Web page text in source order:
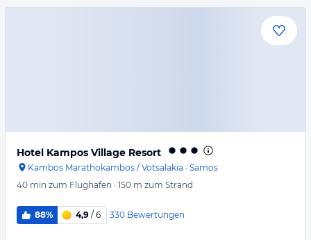
Hotel Kampos Village Resort
Kambos Marathokambos / Votsalakia · Samos
40 min zum Flughafen · 150 m zum Strand
88% 4,9 / 6 330 Bewertungen